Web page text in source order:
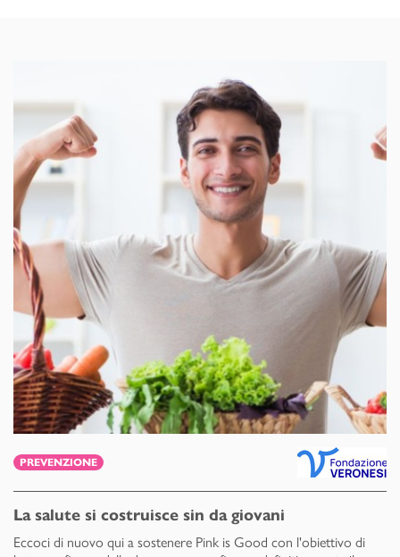
PREVENZIONE
La salute si costruisce sin da giovani
Eccoci di nuovo qui a sostenere Pink is Good con l'obiettivo di